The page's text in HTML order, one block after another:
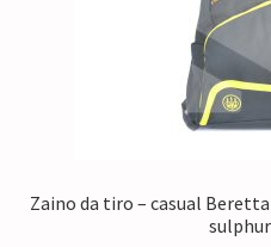
Zaino da tiro – casual